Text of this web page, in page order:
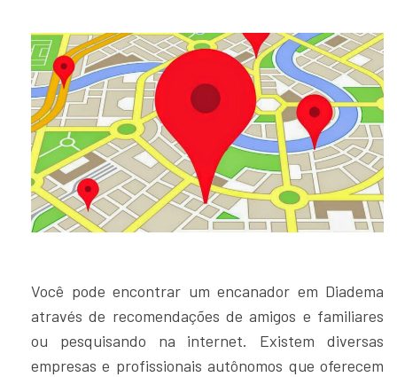
Você pode encontrar um encanador em Diadema
através de recomendações de amigos e familiares
ou pesquisando na internet. Existem diversas
empresas e profissionais autônomos que oferecem